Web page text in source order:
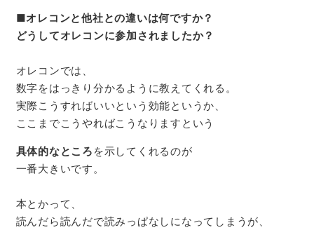
■オレコンと他社との違いは何ですか？
どうしてオレコンに参加されましたか？
オレコンでは、
数字をはっきり分かるように教えてくれる。
実際こうすればいいという効能というか、
ここまでこうやればこうなりますという
具体的なところ を示してくれるのが
一番大きいです。
本とかって、
読んだら読んだで読みっぱなしになってしまうが、